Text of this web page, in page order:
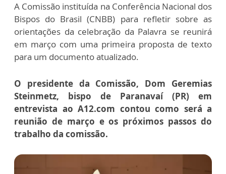
A Comissão instituída na Conferência Nacional dos
Bispos do Brasil (CNBB) para refletir sobre as
orientações da celebração da Palavra se reunirá
em março com uma primeira proposta de texto
para um documento atualizado.
O presidente da Comissão, Dom Geremias
Steinmetz, bispo de Paranavaí (PR) em
entrevista ao A12.com contou como será a
reunião de março e os próximos passos do
trabalho da comissão.